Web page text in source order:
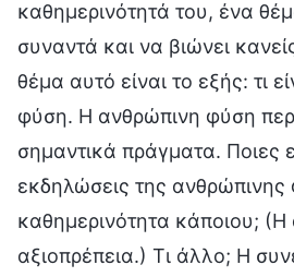
καθημερινότητά του, ένα
συναντά και να βιώνει
θέμα αυτό είναι το εξής: τι
φύση. Η ανθρώπινη φύση
σημαντικά πράγματα. Ποιες
εκδηλώσεις της
καθημερινότητα κάποιου; (Η
αξιοπρέπεια.) Τι άλλο; Η